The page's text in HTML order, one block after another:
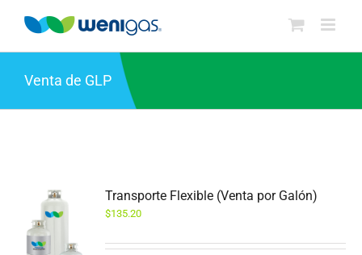
Venta de GLP
Transporte Flexible (Venta por Galón)
$135.20